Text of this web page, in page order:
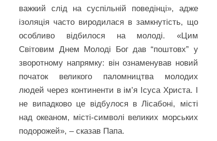
важкий слід на суспільній поведінці», адже
ізоляція часто виродилася в замкнутість, що
особливо відбилося на молоді. «Цим
Світовим Днем Молоді Бог дав “поштовх” у
зворотному напрямку: він ознаменував новий
початок великого паломництва молодих
людей через континенти в ім’я Ісуса Христа. І
не випадково це відбулося в Лісабоні, місті
над океаном, місті-символі великих морських
подорожей», – сказав Папа.